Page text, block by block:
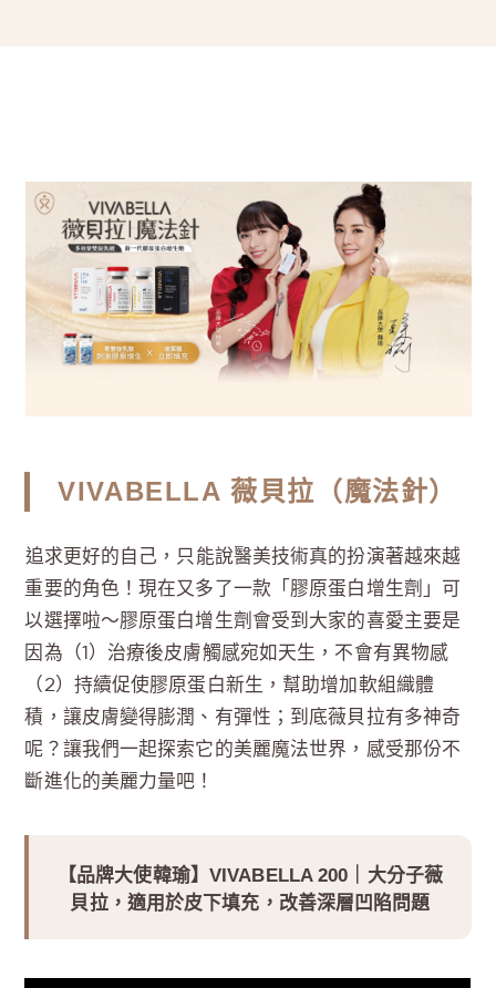
VIVABELLA 薇貝拉（魔法針）
追求更好的自己，只能說醫美技術真的扮演著越來越
重要的角色！現在又多了一款「膠原蛋白增生劑」可
以選擇啦～膠原蛋白增生劑會受到大家的喜愛主要是
因為（1）治療後皮膚觸感宛如天生，不會有異物感
（2）持續促使膠原蛋白新生，幫助增加軟組織體
積，讓皮膚變得膨潤、有彈性；到底薇貝拉有多神奇
呢？讓我們一起探索它的美麗魔法世界，感受那份不
斷進化的美麗力量吧！
【品牌大使韓瑜】VIVABELLA 200｜大分子薇
貝拉，適用於皮下填充，改善深層凹陷問題